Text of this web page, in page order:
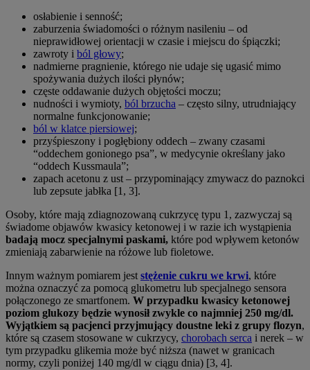
osłabienie i senność;
zaburzenia świadomości o różnym nasileniu – od
nieprawidłowej orientacji w czasie i miejscu do śpiączki;
zawroty i ból głowy;
nadmierne pragnienie, którego nie udaje się ugasić mimo
spożywania dużych ilości płynów;
częste oddawanie dużych objętości moczu;
nudności i wymioty, ból brzucha – często silny, utrudniający
normalne funkcjonowanie;
ból w klatce piersiowej;
przyśpieszony i pogłębiony oddech – zwany czasami
“oddechem gonionego psa”, w medycynie określany jako
“oddech Kussmaula”;
zapach acetonu z ust – przypominający zmywacz do paznokci
lub zepsute jabłka [1, 3].
Osoby, które mają zdiagnozowaną cukrzycę typu 1, zazwyczaj są
świadome objawów kwasicy ketonowej i w razie ich wystąpienia
badają mocz specjalnymi paskami, które pod wpływem ketonów
zmieniają zabarwienie na różowe lub fioletowe.
Innym ważnym pomiarem jest stężenie cukru we krwi, które
można oznaczyć za pomocą glukometru lub specjalnego sensora
połączonego ze smartfonem. W przypadku kwasicy ketonowej
poziom glukozy będzie wynosił zwykle co najmniej 250 mg/dl.
Wyjątkiem są pacjenci przyjmujący doustne leki z grupy flozyn,
które są czasem stosowane w cukrzycy, chorobach serca i nerek – w
tym przypadku glikemia może być niższa (nawet w granicach
normy, czyli poniżej 140 mg/dl w ciągu dnia) [3, 4].